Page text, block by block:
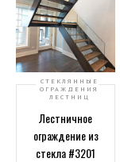
СТЕКЛЯННЫЕ
ОГРАЖДЕНИЯ
ЛЕСТНИЦ
Лестничное
ограждение из
стекла #3201